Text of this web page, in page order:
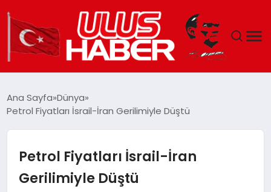
DÜNYA
EKONOMI
SIYASET
Ana Sayfa Dünya
Petrol Fiyatları İsrail-İran Gerilimiyle Düştü
Petrol Fiyatları İsrail-İran
Gerilimiyle Düştü